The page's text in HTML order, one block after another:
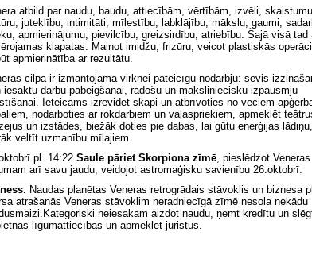
atbild par naudu, baudu, attiecībām, vērtībām, izvēli,
juteklību, intimitāti, mīlestību, labklājību, mākslu, gaumi,
apmierinājumu, pievilcību, greizsirdību, atriebību. Šajā visā tad
klapatas. Mainot imidžu, frizūru, veicot plastiskās
apmierinātība ar rezultātu.
cilpa ir izmantojama virknei pateicīgu nodarbju: sevis
iesāktu darbu pabeigšanai, radošu un māksliniecisku izpausmju
Ieteicams izrevidēt skapi un atbrīvoties no veciem
nodarboties ar rokdarbiem un vaļaspriekiem, apmeklēt
un izstādes, biežāk doties pie dabas, lai gūtu enerģijas
veltīt uzmanību mīļajiem.
pl. 14:22 Saule pāriet Skorpiona zīmē, pieslēdzot Veneras
arī savu jaudu, veidojot astromaģisku savienību 26.oktobrī.
Naudas planētas Veneras retrogrādais stāvoklis un biznesa
atrašanās Veneras stāvoklim neradniecīgā zīmē nesola nekādu
Kategoriski neiesakam aizdot naudu, ņemt kredītu un
līgumattiecības un apmeklēt juristus.